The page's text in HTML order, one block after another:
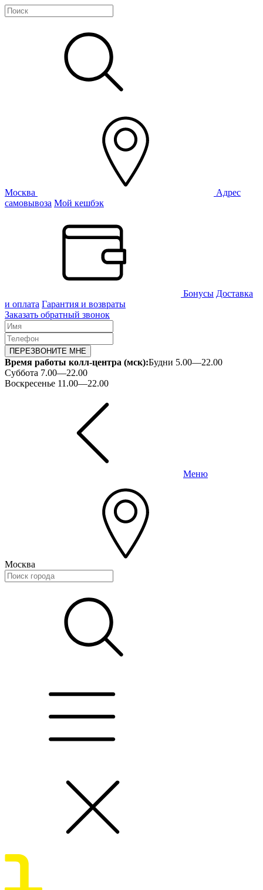
Москва
Адрес
самовывоза Мой кешбэк
Бонусы Доставка
и оплата Гарантия и возвраты
Заказать обратный звонок
ПЕРЕЗВОНИТЕ МНЕ
Время работы колл-центра (мск):Будни 5.00—22.00
Суббота 7.00—22.00
Воскресенье 11.00—22.00
Меню
Москва